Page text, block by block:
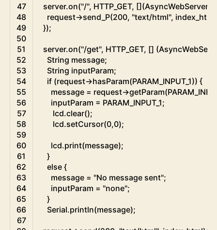
47
48
49
50
51
52
53
54
55
56
57
58
59
60
61
62
63
64
65
66
67
server.on("/", HTTP_GET, [](
request->send_P(200, "text/html", index_html
});
server.on("/get", HTTP_GET, [] (
String message;
String inputParam;
if (request->hasParam(PARAM_INPUT_1)) {
message = request->getParam(
inputParam = PARAM_INPUT_1;
lcd.clear();
lcd.setCursor(0,0);
lcd.print(message);
}
else {
message = "No message sent";
inputParam = "none";
}
Serial.println(message);